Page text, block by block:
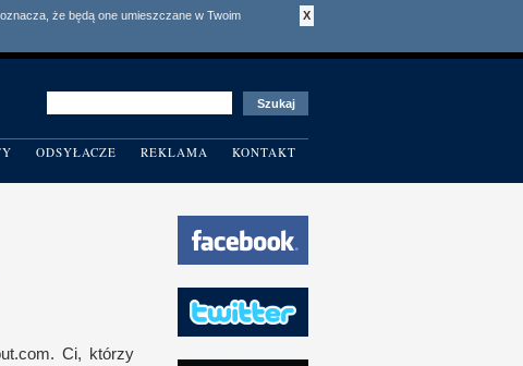
X
że będą one umieszczane w Twoim
ODSYŁACZE REKLAMA KONTAKT
Ci, którzy